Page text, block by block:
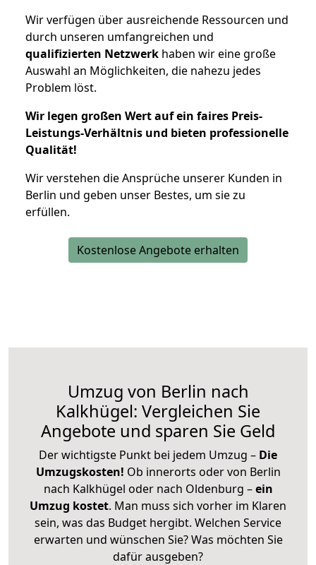
Wir verfügen über ausreichende Ressourcen und
durch unseren umfangreichen und
qualifizierten Netzwerk haben wir eine große
Auswahl an Möglichkeiten, die nahezu jedes
Problem löst.
Wir legen großen Wert auf ein faires Preis-
Leistungs-Verhältnis und bieten professionelle
Qualität!
Wir verstehen die Ansprüche unserer Kunden in
Berlin und geben unser Bestes, um sie zu
erfüllen.
Kostenlose Angebote erhalten
Umzug von Berlin nach
Kalkhügel: Vergleichen Sie
Angebote und sparen Sie Geld
Der wichtigste Punkt bei jedem Umzug – Die
Umzugskosten! Ob innerorts oder von Berlin
nach Kalkhügel oder nach Oldenburg –ein
Umzug kostet. Man muss sich vorher im Klaren
sein, was das Budget hergibt. Welchen Service
erwarten und wünschen Sie? Was möchten Sie
dafür ausgeben?